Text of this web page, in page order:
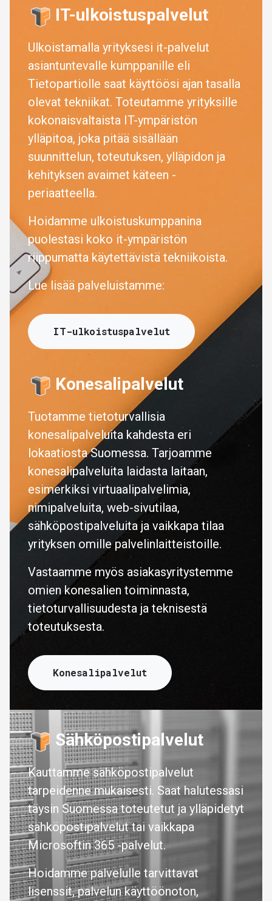
IT-ulkoistuspalvelut
Ulkoistamalla yrityksesi it-palvelut
asiantuntevalle kumppanille eli
Tietopartiolle saat käyttöösi ajan tasalla
olevat tekniikat. Toteutamme yrityksille
kokonaisvaltaista IT-ympäristön
ylläpitoa, joka pitää sisällään
suunnittelun, toteutuksen, ylläpidon ja
kehityksen avaimet käteen -
periaatteella.
Hoidamme ulkoistuskumppanina
puolestasi koko it-ympäristön
riippumatta käytettävistä tekniikoista.
Lue lisää palveluistamme:
IT-ulkoistuspalvelut
Konesalipalvelut
Tuotamme tietoturvallisia
konesalipalveluita kahdesta eri
lokaatiosta Suomessa. Tarjoamme
konesalipalveluita laidasta laitaan,
esimerkiksi virtuaalipalvelimia,
nimipalveluita, web-sivutilaa,
sähköpostipalveluita ja vaikkapa tilaa
yrityksen omille palvelinlaitteistoille.
Vastaamme myös asiakasyritystemme
omien konesalien toiminnasta,
tietoturvallisuudesta ja teknisestä
toteutuksesta.
Konesalipalvelut
Sähköpostipalvelut
Kauttamme sähköpostipalvelut
tarpeidenne mukaisesti. Saat halutessasi
täysin Suomessa toteutetut ja ylläpidetyt
sähköpostipalvelut tai vaikkapa
Microsoftin 365 -palvelut.
Hoidamme palvelulle tarvittavat
lisenssit, palvelun käyttöönoton,